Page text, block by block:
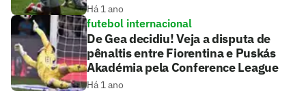
Há 1 ano
futebol internacional
De Gea decidiu! Veja a disputa de
pênaltis entre Fiorentina e Puskás
Akadémia pela Conference League
Há 1 ano